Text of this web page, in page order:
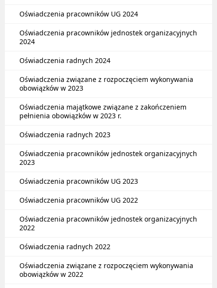
Oświadczenia pracowników UG 2024
Oświadczenia pracowników jednostek organizacyjnych
2024
Oświadczenia radnych 2024
Oświadczenia związane z rozpoczęciem wykonywania
obowiązków w 2023
Oświadczenia majątkowe związane z zakończeniem
pełnienia obowiązków w 2023 r.
Oświadczenia radnych 2023
Oświadczenia pracowników jednostek organizacyjnych
2023
Oświadczenia pracowników UG 2023
Oświadczenia pracowników UG 2022
Oświadczenia pracowników jednostek organizacyjnych
2022
Oświadczenia radnych 2022
Oświadczenia związane z rozpoczęciem wykonywania
obowiązków w 2022